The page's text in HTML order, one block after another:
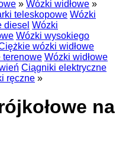
» Wózki widłowe »
teleskopowe Wózki
diesel Wózki
Wózki wysokiego
wózki widłowe
terenowe Wózki widłowe
Ciągniki elektryczne
ręczne »
na